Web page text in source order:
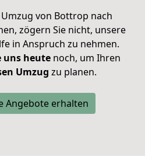
von Bottrop nach
zögern Sie nicht, unsere
in Anspruch zu nehmen.
uns heutenoch, um Ihren
Umzug zu planen.
Angebote erhalten